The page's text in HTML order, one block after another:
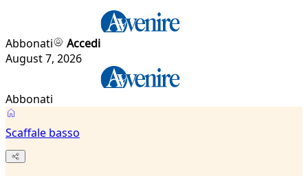
Abbonati
Accedi
August 7, 2026
Abbonati
Scaffale basso